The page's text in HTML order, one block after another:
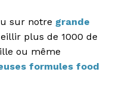
sur notre grande
plus de 1000 de
ou même
formules food